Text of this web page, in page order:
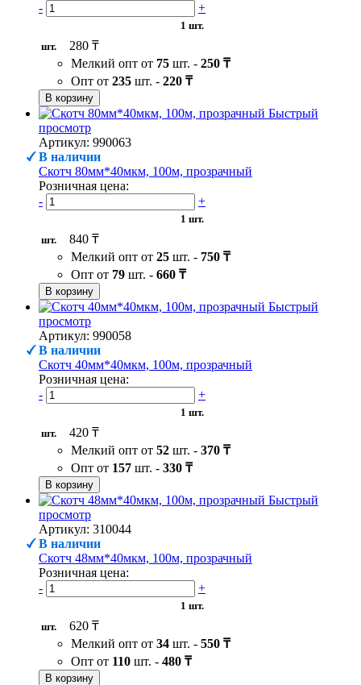
- +
1 шт.
шт.
280 ₸
Мелкий опт от 75 шт. - 250 ₸
Опт от 235 шт. - 220 ₸
В корзину
Быстрый
просмотр
Артикул: 990063
В наличии
Скотч 80мм*40мкм, 100м, прозрачный
Розничная цена:
-
+
1 шт.
шт.
840 ₸
Мелкий опт от 25 шт. - 750 ₸
Опт от 79 шт. - 660 ₸
В корзину
Быстрый
просмотр
Артикул: 990058
В наличии
Скотч 40мм*40мкм, 100м, прозрачный
Розничная цена:
-
+
1 шт.
шт.
420 ₸
Мелкий опт от 52 шт. - 370 ₸
Опт от 157 шт. - 330 ₸
В корзину
Быстрый
просмотр
Артикул: 310044
В наличии
Скотч 48мм*40мкм, 100м, прозрачный
Розничная цена:
-
+
1 шт.
шт.
620 ₸
Мелкий опт от 34 шт. - 550 ₸
Опт от 110 шт. - 480 ₸
В корзину